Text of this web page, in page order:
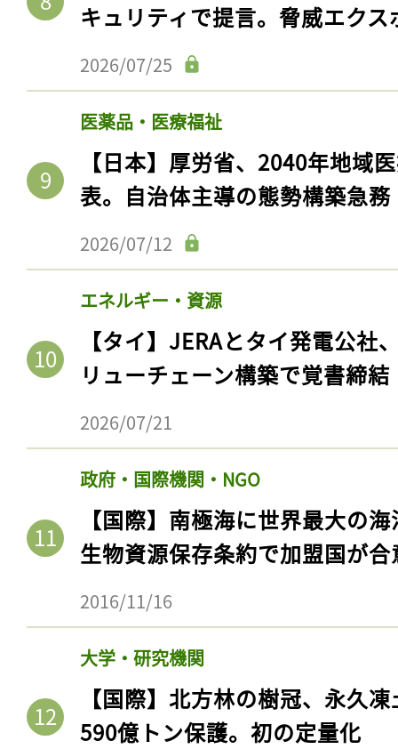
キュリティで提言。脅威エク
2026/07/25
医薬品・医療福祉
【日本】厚労省、2040年地域
表。自治体主導の態勢構築急務
2026/07/12
エネルギー・資源
【タイ】JERAとタイ発電公社
リューチェーン構築で覚書締結
2026/07/21
政府・国際機関・NGO
【国際】南極海に世界最大の
生物資源保存条約で加盟国が合
2016/11/16
大学・研究機関
【国際】北方林の樹冠、永久
590億トン保護。初の定量化
記事をお気に入りに
ログインが必
ログイン